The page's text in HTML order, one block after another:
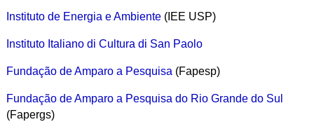
Instituto de Energia e Ambiente(IEE USP)
Instituto Italiano di Cultura di San Paolo
Fundação de Amparo a Pesquisa (Fapesp)
Fundação de Amparo a Pesquisa do Rio Grande do Sul
(Fapergs)